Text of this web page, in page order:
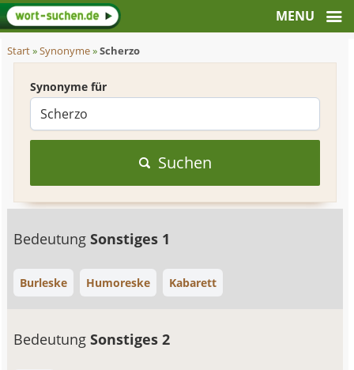
Start»Synonyme»Scherzo
Synonyme für
Suchen
BedeutungSonstiges 1
Burleske Humoreske Kabarett
BedeutungSonstiges 2